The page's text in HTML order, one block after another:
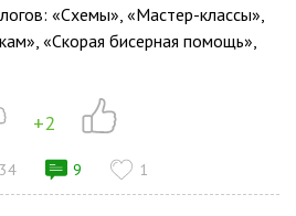
«Схемы», «Мастер-классы»,
«Скорая бисерная помощь»,
+2
9 1